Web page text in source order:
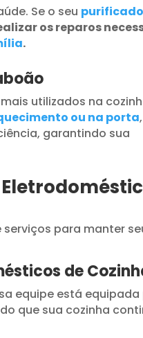
Se o seu
os reparos
.
utilizados na
ou na porta
garantindo sua
para manter
de
equipe está equipada
que sua cozinha